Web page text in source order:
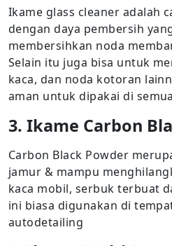
Ikame glass cleaner adalah
dengan daya pembersih
membersihkan noda
Selain itu juga bisa untuk
kaca, dan noda kotoran
aman untuk dipakai di
3. Ikame Carbon
Carbon Black Powder
jamur & mampu
kaca mobil, serbuk terbuat
ini biasa digunakan di
autodetailing